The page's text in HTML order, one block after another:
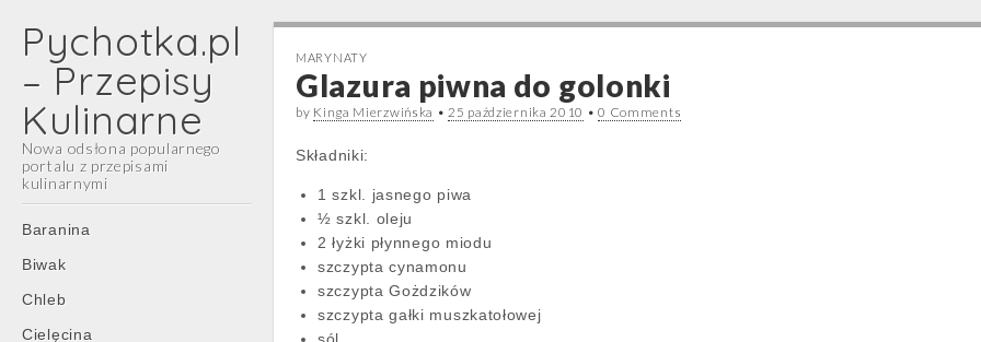
Pychotka.pl
– Przepisy
Kulinarne
Nowa odsłona popularnego
portalu z przepisami
kulinarnymi
Main
menu
Skip
content
Baranina
Biwak
Chleb
Cielęcina
MARYNATY
Glazura piwna do golonki
by Kinga Mierzwińska •25 października 2010 •0 Comments
Składniki:
1 szkl. jasnego piwa
½ szkl. oleju
2 łyżki płynnego miodu
szczypta cynamonu
szczypta Gożdzików
szczypta gałki muszkatołowej